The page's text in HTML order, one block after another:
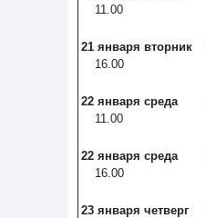
11.00
21 января вторник
16.00
22 января среда
11.00
22 января среда
16.00
23 января четверг